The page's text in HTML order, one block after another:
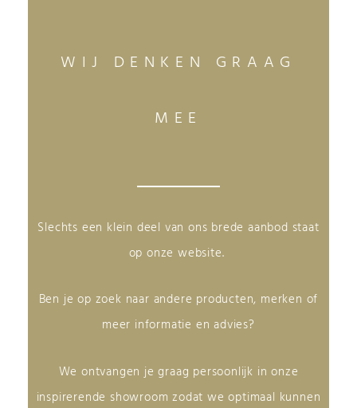
WIJ DENKEN GRAAG
MEE
Slechts een klein deel van ons brede aanbod staat
op onze website.
Ben je op zoek naar andere producten, merken of
meer informatie en advies?
We ontvangen je graag persoonlijk in onze
inspirerende showroom zodat we optimaal kunnen